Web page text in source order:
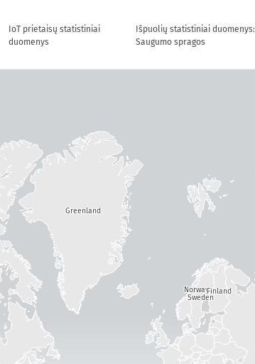
IoT prietaisų statistiniai
duomenys
Išpuolių statistiniai duomenys:
Saugumo spragos
Norway
Sweden
Finland
Greenland